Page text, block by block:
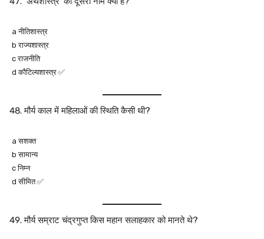
a नीतिशास्त्र
b राज्यशास्त्र
c राजनीति
d कौटिल्यशास्त्र ✅
मौर्य काल में महिलाओं की स्थिति कैसी थी?
a सशक्त
b सामान्य
c निम्न
d सीमित ✅
मौर्य सम्राट चंद्रगुप्त किस महान सलाहकार को मानते थे?